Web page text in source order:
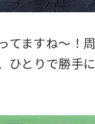
てますね〜！周
ひとりで勝手に